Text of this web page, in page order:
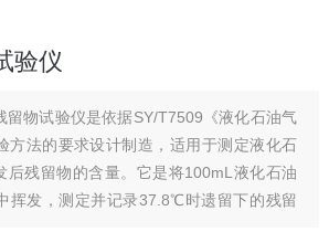
验仪
留物试验仪是依据SY/T7509《液化石油气
方法的要求设计制造，适用于测定液化石
残留物的含量。它是将100mL液化石油
挥发，测定并记录37.8℃时遗留下的残留